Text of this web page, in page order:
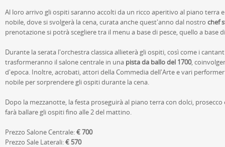
Al loro arrivo gli ospiti saranno accolti da un ricco aperitivo al piano terra
nobile, dove si svolgerà la cena, curata anche quest'anno dal nostro chef
prenotazione si potrà scegliere tra il menu a base di pesce, quello a base
Durante la serata l'orchestra classica allieterà gli ospiti, così come i
trasformeranno il salone centrale in una pista da ballo del 1700,
d'epoca. Inoltre, acrobati, attori della Commedia dell'Arte e vari
nobile per sorprendere gli ospiti durante la cena.
Dopo la mezzanotte, la festa proseguirà al piano terra con dolci,
farà ballare gli ospiti fino alle 2 del mattino.
Prezzo Salone Centrale:€ 700
Prezzo Sale Laterali:€ 570